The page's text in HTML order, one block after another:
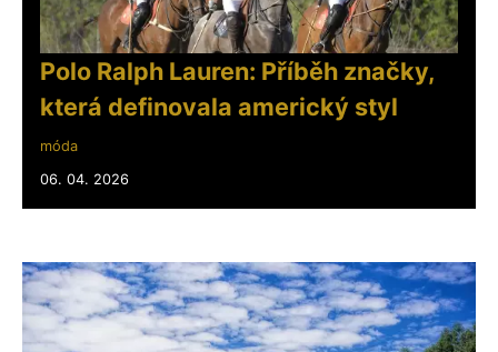
Polo Ralph Lauren: Příběh značky,
která definovala americký styl
móda
06. 04. 2026